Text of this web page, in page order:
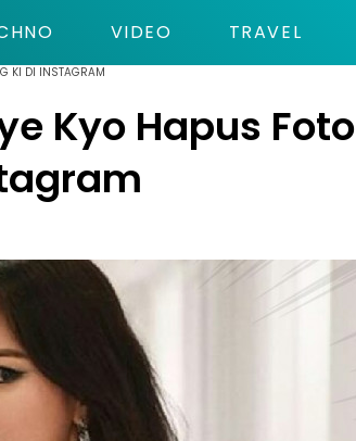
VIDEO TRAVEL
KI DI INSTAGRAM
Kyo Hapus Foto